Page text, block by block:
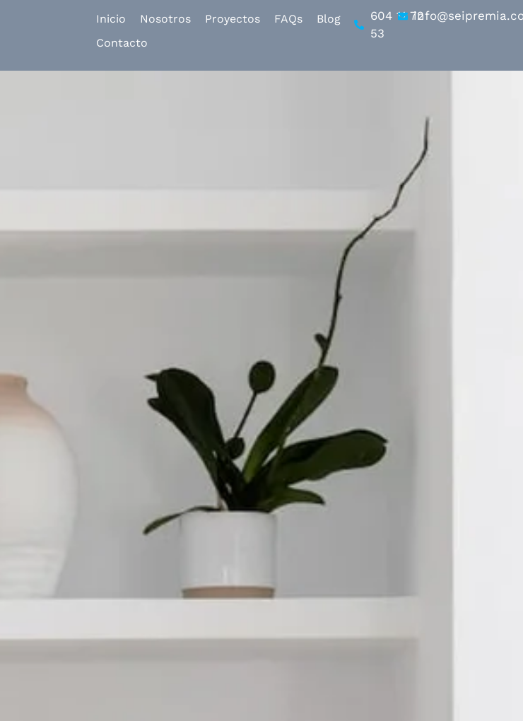
Inicio Nosotros Proyectos FAQs
Blog
Contacto
604 11 72
53